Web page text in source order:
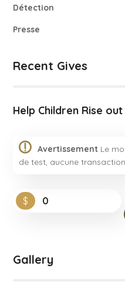
Détection
Presse
Recent Gives
Help Children Rise
AvertissementLe
de test, aucune
$ 0
Gallery